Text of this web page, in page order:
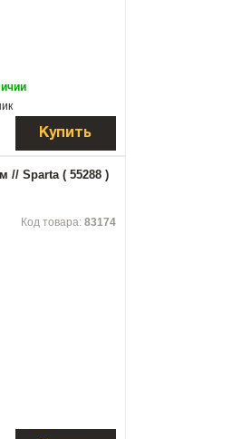
Купить
// Sparta ( 55288 )
Код товара: 83174